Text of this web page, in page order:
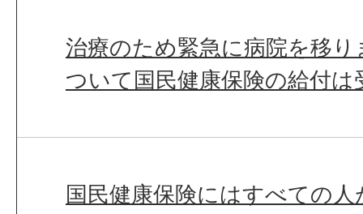
治療のため緊急に病院を移
ついて国民健康保険の給付
国民健康保険にはすべての